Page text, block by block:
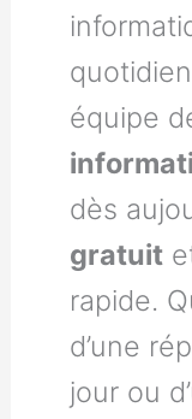
équipe
dès
gratuit
rapide.
d’une
jour ou